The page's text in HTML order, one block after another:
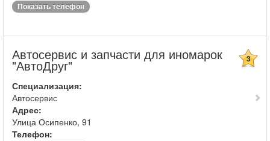
Показать телефон
Автосервис и запчасти для иномарок
"АвтоДруг" 3
Специализация:
Автосервис
Адрес:
Улица Осипенко, 91
Телефон: